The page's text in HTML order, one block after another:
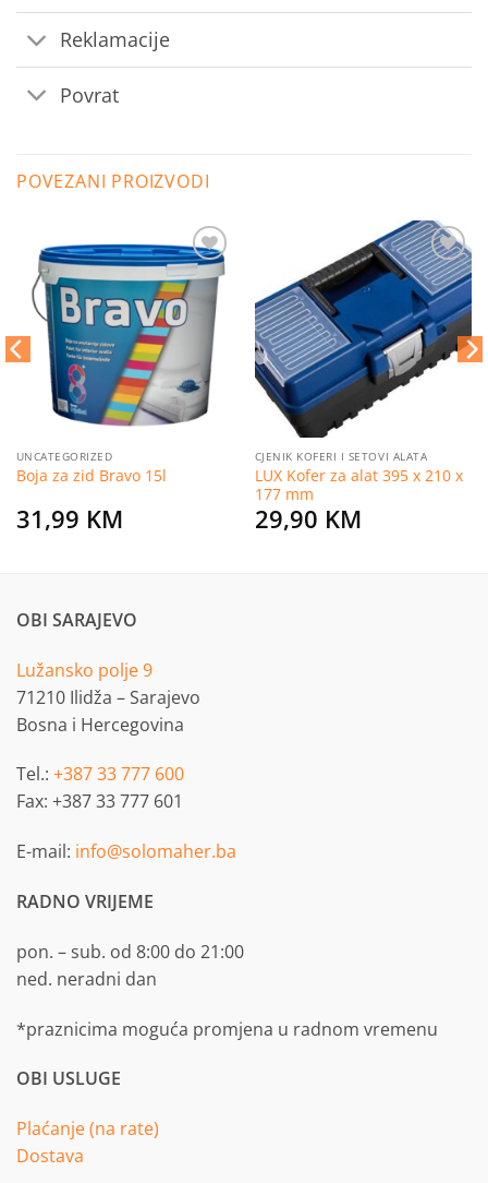
Reklamacije
Povrat
POVEZANI PROIZVODI
Dodaj
listu
želja
UNCATEGORIZED
Boja za zid Bravo 15l
31,99 KM
Dodaj
na
listu
želja
CJENIK KOFERI I SETOVI ALATA
LUX Kofer za alat 395 x 210 x
177 mm
29,90 KM
OBI SARAJEVO
Lužansko polje 9
71210 Ilidža – Sarajevo
Bosna i Hercegovina
Tel.: +387 33 777 600
Fax: +387 33 777 601
E-mail: info@solomaher.ba
RADNO VRIJEME
pon. – sub. od 8:00 do 21:00
ned. neradni dan
*praznicima moguća promjena u radnom vremenu
OBI USLUGE
Plaćanje (na rate)
Dostava